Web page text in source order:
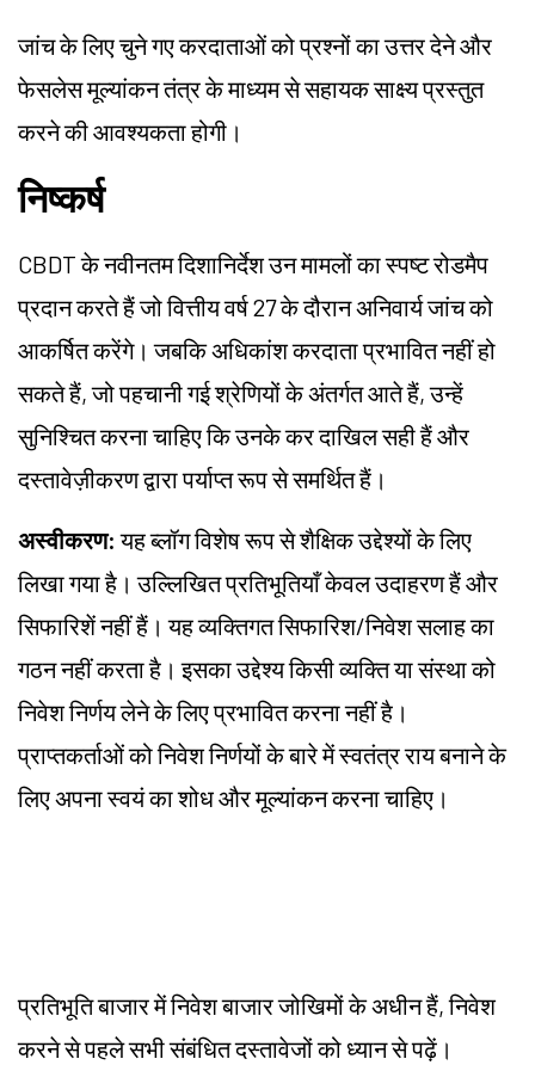
जांच के लिए चुने गए करदाताओं को प्रश्नों का उत्तर देने और
फेसलेस मूल्यांकन तंत्र के माध्यम से सहायक साक्ष्य प्रस्तुत
करने की आवश्यकता होगी।
निष्कर्ष
CBDT के नवीनतम दिशानिर्देश उन मामलों का स्पष्ट रोडमैप
प्रदान करते हैं जो वित्तीय वर्ष 27 के दौरान अनिवार्य जांच को
आकर्षित करेंगे। जबकि अधिकांश करदाता प्रभावित नहीं हो
सकते हैं, जो पहचानी गई श्रेणियों के अंतर्गत आते हैं, उन्हें
सुनिश्चित करना चाहिए कि उनके कर दाखिल सही हैं और
दस्तावेज़ीकरण द्वारा पर्याप्त रूप से समर्थित हैं।
अस्वीकरण:यह ब्लॉग विशेष रूप से शैक्षिक उद्देश्यों के लिए
लिखा गया है। उल्लिखित प्रतिभूतियाँ केवल उदाहरण हैं और
सिफारिशें नहीं हैं। यह व्यक्तिगत सिफारिश/निवेश सलाह का
गठन नहीं करता है। इसका उद्देश्य किसी व्यक्ति या संस्था को
निवेश निर्णय लेने के लिए प्रभावित करना नहीं है।
प्राप्तकर्ताओं को निवेश निर्णयों के बारे में स्वतंत्र राय बनाने के
लिए अपना स्वयं का शोध और मूल्यांकन करना चाहिए।
प्रतिभूति बाजार में निवेश बाजार जोखिमों के अधीन हैं, निवेश
करने से पहले सभी संबंधित दस्तावेजों को ध्यान से पढ़ें।